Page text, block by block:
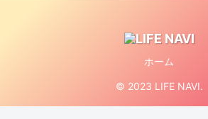
ホーム
© 2023 LIFE NAVI.